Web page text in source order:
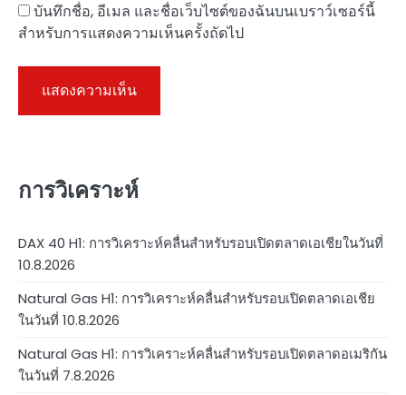
บันทึกชื่อ, อีเมล และชื่อเว็บไซต์ของฉันบนเบราว์เซอร์นี้
สำหรับการแสดงความเห็นครั้งถัดไป
การวิเคราะห์
DAX 40 H1: การวิเคราะห์คลื่นสำหรับรอบเปิดตลาดเอเชียในวันที่
10.8.2026
Natural Gas H1: การวิเคราะห์คลื่นสำหรับรอบเปิดตลาดเอเชีย
ในวันที่ 10.8.2026
Natural Gas H1: การวิเคราะห์คลื่นสำหรับรอบเปิดตลาดอเมริกัน
ในวันที่ 7.8.2026